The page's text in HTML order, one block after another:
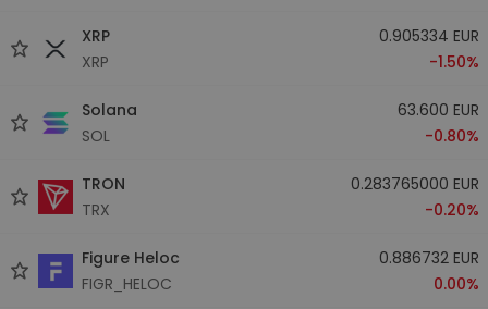
XRP
XRP
0.905334 EUR
-1.50%
Solana
SOL
63.600 EUR
-0.80%
TRON
TRX
0.283765000 EUR
-0.20%
Figure Heloc
FIGR_HELOC
0.886732 EUR
0.00%